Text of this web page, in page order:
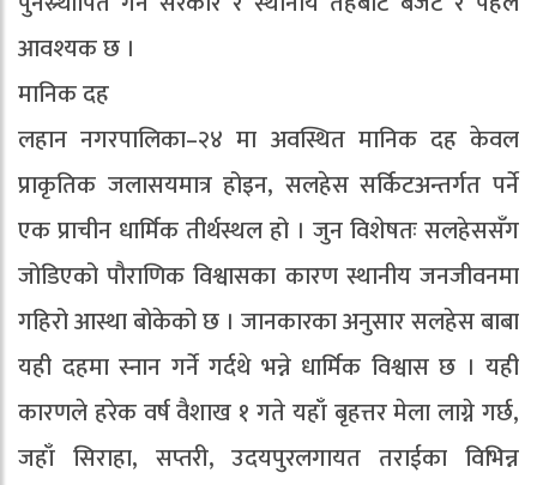
आवश्यक छ ।
मानिक दह
लहान नगरपालिका–२४ मा अवस्थित मानिक दह केवल
प्राकृतिक जलासयमात्र होइन, सलहेस सर्किटअन्तर्गत पर्ने
एक प्राचीन धार्मिक तीर्थस्थल हो । जुन विशेषतः सलहेससँग
जोडिएको पौराणिक विश्वासका कारण स्थानीय जनजीवनमा
गहिरो आस्था बोकेको छ । जानकारका अनुसार सलहेस बाबा
यही दहमा स्नान गर्ने गर्दथे भन्ने धार्मिक विश्वास छ । यही
कारणले हरेक वर्ष वैशाख १ गते यहाँ बृहत्तर मेला लाग्ने गर्छ,
जहाँ सिराहा, सप्तरी, उदयपुरलगायत तराईका विभिन्न